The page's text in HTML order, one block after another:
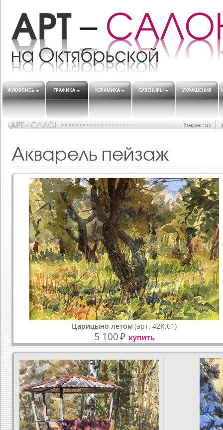
ЖИВОПИСЬ ГРАФИКА КЕРАМИКА СУВЕНИРЫ УКРАШЕНИЯ
береста
Акварель пейзаж
Царицыно летом (арт. 42К.61)
5 100₽ купить